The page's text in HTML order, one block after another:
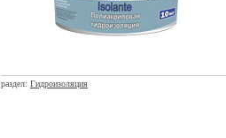
раздел: Гидроизоляция